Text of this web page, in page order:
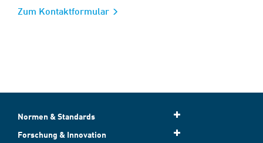
Zum Kontaktformular
Normen & Standards
Forschung & Innovation